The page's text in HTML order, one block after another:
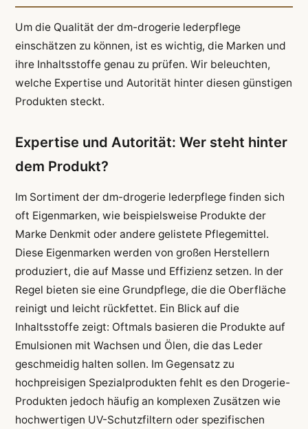
Um die Qualität der dm-drogerie lederpflege
einschätzen zu können, ist es wichtig, die Marken und
ihre Inhaltsstoffe genau zu prüfen. Wir beleuchten,
welche Expertise und Autorität hinter diesen günstigen
Produkten steckt.
Expertise und Autorität: Wer steht hinter
dem Produkt?
Im Sortiment der dm-drogerie lederpflege finden sich
oft Eigenmarken, wie beispielsweise Produkte der
Marke Denkmit oder andere gelistete Pflegemittel.
Diese Eigenmarken werden von großen Herstellern
produziert, die auf Masse und Effizienz setzen. In der
Regel bieten sie eine Grundpflege, die die Oberfläche
reinigt und leicht rückfettet. Ein Blick auf die
Inhaltsstoffe zeigt: Oftmals basieren die Produkte auf
Emulsionen mit Wachsen und Ölen, die das Leder
geschmeidig halten sollen. Im Gegensatz zu
hochpreisigen Spezialprodukten fehlt es den Drogerie-
Produkten jedoch häufig an komplexen Zusätzen wie
hochwertigen UV-Schutzfiltern oder spezifischen